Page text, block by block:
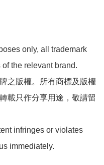
only, all trademark
the relevant brand.
之版權。所有商標及版權
載只作分享用途，敬請留
infringes or violates
immediately.